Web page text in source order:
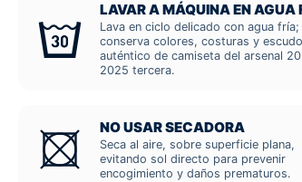
LAVAR A MÁQUINA EN AGUA
Lava en ciclo delicado con agua fría;
conserva colores, costuras y escudo
auténtico de camiseta del arsenal
2025 tercera.
NO USAR SECADORA
Seca al aire, sobre superficie plana,
evitando sol directo para prevenir
encogimiento y daños prematuros.